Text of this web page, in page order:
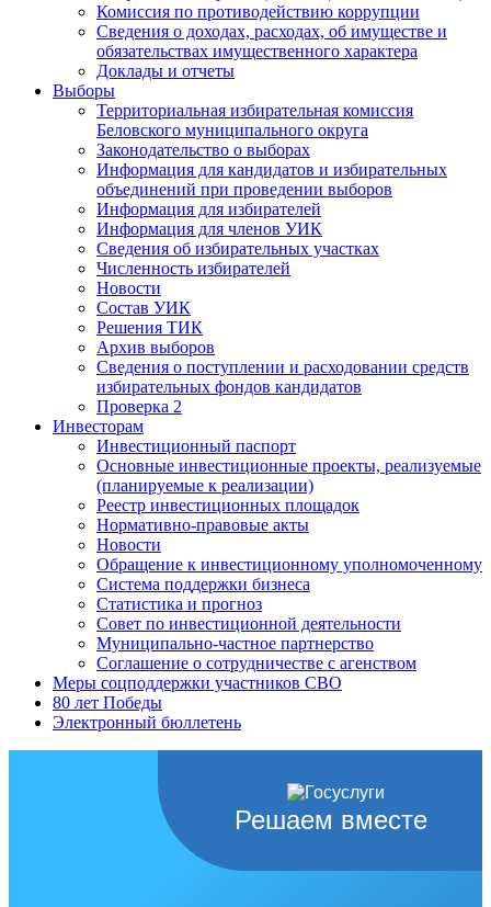
Комиссия по противодействию коррупции
Сведения о доходах, расходах, об имуществе и
обязательствах имущественного характера
Доклады и отчеты
Выборы
Территориальная избирательная комиссия
Беловского муниципального округа
Законодательство о выборах
Информация для кандидатов и избирательных
объединений при проведении выборов
Информация для избирателей
Информация для членов УИК
Сведения об избирательных участках
Численность избирателей
Новости
Состав УИК
Решения ТИК
Архив выборов
Сведения о поступлении и расходовании средств
избирательных фондов кандидатов
Проверка 2
Инвесторам
Инвестиционный паспорт
Основные инвестиционные проекты, реализуемые
(планируемые к реализации)
Реестр инвестиционных площадок
Нормативно-правовые акты
Новости
Обращение к инвестиционному уполномоченному
Система поддержки бизнеса
Статистика и прогноз
Совет по инвестиционной деятельности
Муниципально-частное партнерство
Соглашение о сотрудничестве с агенством
Меры соцподдержки участников СВО
80 лет Победы
Электронный бюллетень
Решаем вместе